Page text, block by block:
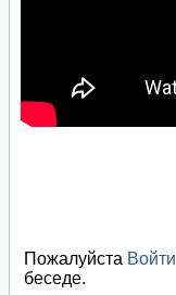
Пожалуйста Войти
беседе.